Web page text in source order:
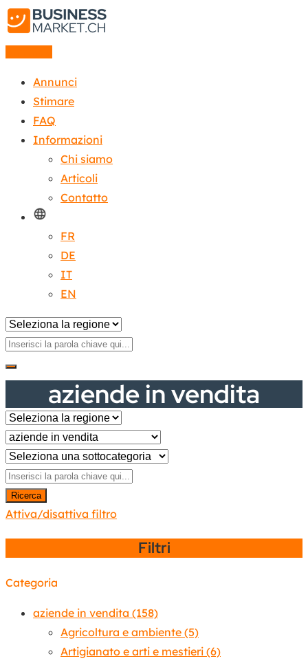
Annunci
Stimare
FAQ
Informazioni
Chi siamo
Articoli
Contatto
FR
DE
IT
EN
aziende in vendita
Ricerca
Attiva/disattiva filtro
Filtri
Categoria
aziende in vendita (158)
Agricoltura e ambiente (5)
Artigianato e arti e mestieri (6)